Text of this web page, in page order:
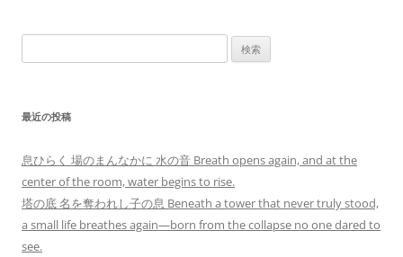
索:
最近の投稿
息ひらく 場のまんなかに 水の音 Breath opens again, and at the
center of the room, water begins to rise.
塔の底 名を奪われし子の息 Beneath a tower that never truly stood,
a small life breathes again—born from the collapse no one dared to
see.